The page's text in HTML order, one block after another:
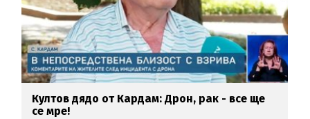
Култов дядо от Кардам: Дрон, рак - все ще
се мре!